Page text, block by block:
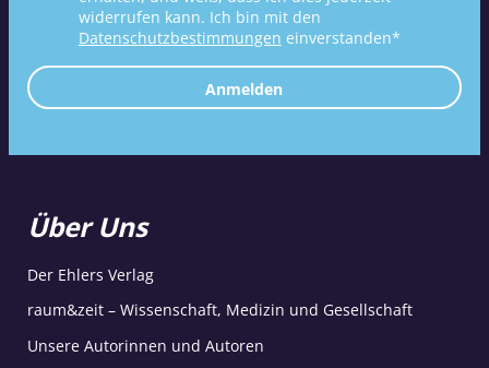
widerrufen kann. Ich bin mit den
Datenschutzbestimmungen einverstanden*
Anmelden
Über Uns
Der Ehlers Verlag
raum&zeit – Wissenschaft, Medizin und Gesellschaft
Unsere Autorinnen und Autoren